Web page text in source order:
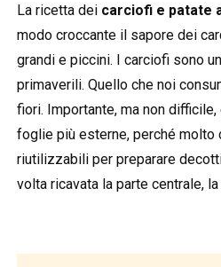
La ricetta dei carciofi e patate
modo croccante il sapore dei
grandi e piccini. I carciofi sono
primaverili. Quello che noi
fiori. Importante, ma non difficile,
foglie più esterne, perché molto
riutilizzabili per preparare
volta ricavata la parte centrale,